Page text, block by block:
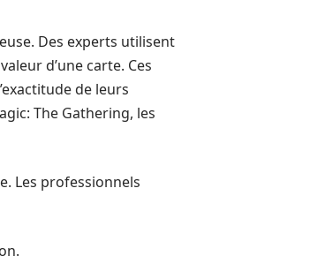
Des experts utilisent
d’une carte. Ces
de leurs
The Gathering, les
Les professionnels